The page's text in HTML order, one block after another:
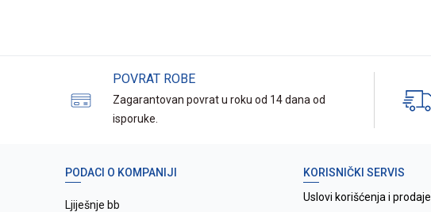
POVRAT ROBE
Zagarantovan povrat u roku od 14 dana od
isporuke.
PODACI O KOMPANIJI
Ljiješnje bb
KORISNIČKI SERVIS
Uslovi korišćenja i prodaje